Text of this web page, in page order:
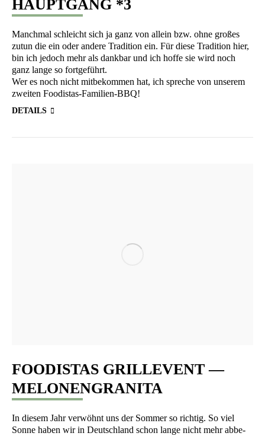
HAUPTGANG *3
Manch­mal schleicht sich ja ganz von allein bzw. ohne gro­ßes
zutun die ein oder ande­re Tra­di­ti­on ein. Für die­se Tra­di­ti­on hier,
bin ich jedoch mehr als dank­bar und ich hof­fe sie wird noch
ganz lan­ge so fortgeführt.
Wer es noch nicht mit­be­kom­men hat, ich spre­che von unse­rem
zwei­ten Foodistas-Familien-BBQ!
DETAILS
FOODISTAS GRILLEVENT —
MELONENGRANITA
In die­sem Jahr ver­wöhnt uns der Som­mer so rich­tig. So viel
Son­ne haben wir in Deutsch­land schon lan­ge nicht mehr abbe­